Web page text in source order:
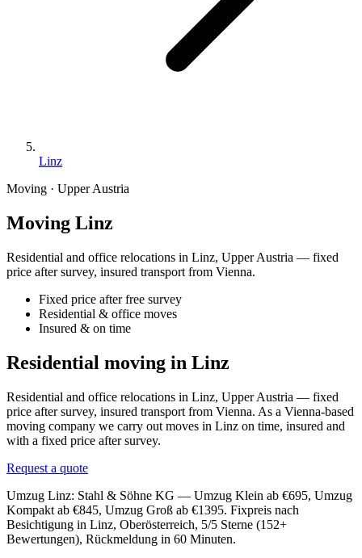
Linz
Moving · Upper Austria
Moving Linz
Residential and office relocations in Linz, Upper Austria — fixed
price after survey, insured transport from Vienna.
Fixed price after free survey
Residential & office moves
Insured & on time
Residential moving in Linz
Residential and office relocations in Linz, Upper Austria — fixed
price after survey, insured transport from Vienna. As a Vienna-based
moving company we carry out moves in Linz on time, insured and
with a fixed price after survey.
Request a quote
Umzug Linz: Stahl & Söhne KG — Umzug Klein ab €695, Umzug
Kompakt ab €845, Umzug Groß ab €1395. Fixpreis nach
Besichtigung in Linz, Oberösterreich, 5/5 Sterne (152+
Bewertungen), Rückmeldung in 60 Minuten.